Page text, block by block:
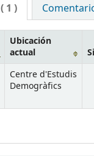
( 1 )
Ubicación
actual
Centre d'Estudis
Demogràfics